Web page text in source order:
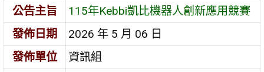
公告主旨
115年Kebbi凱比機器人創新應用競賽
發佈日期
2026 年 5 月 06 日
發佈單位
資訊組